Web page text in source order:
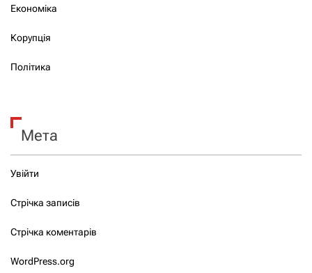
Економіка
Корупція
Політика
Мета
Увійти
Стрічка записів
Стрічка коментарів
WordPress.org